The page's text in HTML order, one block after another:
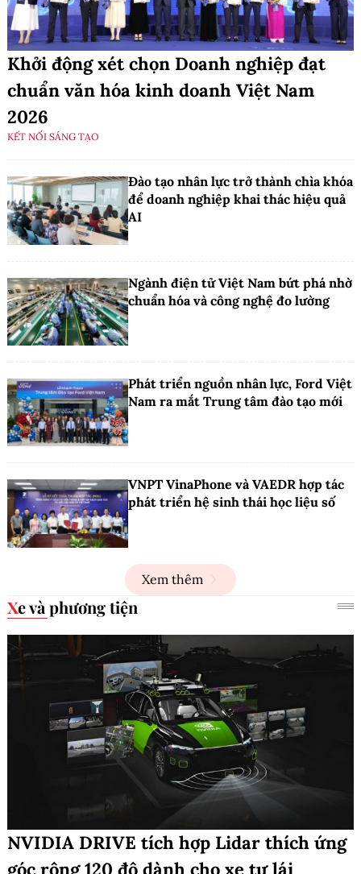
Khởi động xét chọn Doanh nghiệp đạt
chuẩn văn hóa kinh doanh Việt Nam
2026
KẾT NỐI SÁNG TẠO
Đào tạo nhân lực trở thành chìa khóa
để doanh nghiệp khai thác hiệu quả
AI
Ngành điện tử Việt Nam bứt phá nhờ
chuẩn hóa và công nghệ đo lường
Phát triển nguồn nhân lực, Ford Việt
Nam ra mắt Trung tâm đào tạo mới
VNPT VinaPhone và VAEDR hợp tác
phát triển hệ sinh thái học liệu số
Xem thêm
Xe và phương tiện
NVIDIA DRIVE tích hợp Lidar thích ứng
góc rộng 120 độ dành cho xe tự lái